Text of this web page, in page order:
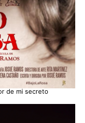
de mi secreto